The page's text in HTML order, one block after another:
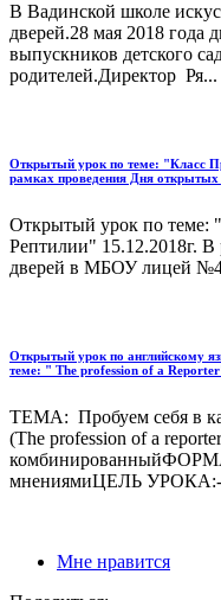
В Вадинской школе
дверей.28 мая 2018 года
выпускников детского
родителей.Директор Ря...
Открытый урок по теме: "Класс
рамках проведения Дня
Открытый урок по теме:
Рептилии" 15.12.2018г.
дверей в МБОУ лицей
Открытый урок по английскому
теме: " The profession of a
ТЕМА: Пробуем себя в
(The profession of a
мнениямиЦЕЛЬ УРОКА:-
Мне нравится